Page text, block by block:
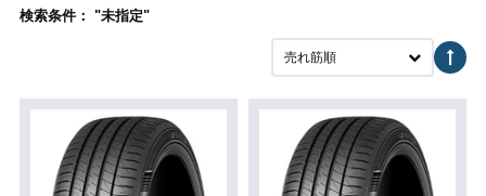
検索条件： "未指定"
売れ筋順